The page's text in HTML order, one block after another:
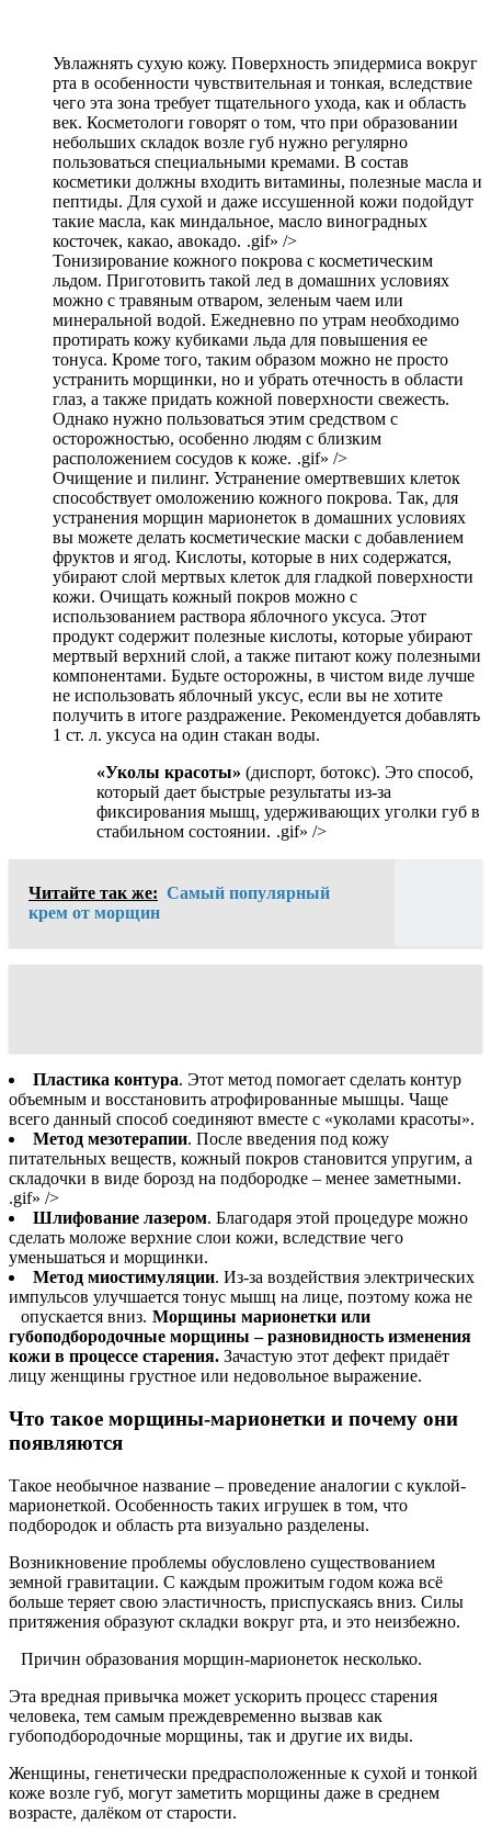
Увлажнять сухую кожу. Поверхность эпидермиса вокруг
рта в особенности чувствительная и тонкая, вследствие
чего эта зона требует тщательного ухода, как и область
век. Косметологи говорят о том, что при образовании
небольших складок возле губ нужно регулярно
пользоваться специальными кремами. В состав
косметики должны входить витамины, полезные масла и
пептиды. Для сухой и даже иссушенной кожи подойдут
такие масла, как миндальное, масло виноградных
косточек, какао, авокадо. .gif» />
Тонизирование кожного покрова с косметическим
льдом. Приготовить такой лед в домашних условиях
можно с травяным отваром, зеленым чаем или
минеральной водой. Ежедневно по утрам необходимо
протирать кожу кубиками льда для повышения ее
тонуса. Кроме того, таким образом можно не просто
устранить морщинки, но и убрать отечность в области
глаз, а также придать кожной поверхности свежесть.
Однако нужно пользоваться этим средством с
осторожностью, особенно людям с близким
расположением сосудов к коже. .gif» />
Очищение и пилинг. Устранение омертвевших клеток
способствует омоложению кожного покрова. Так, для
устранения морщин марионеток в домашних условиях
вы можете делать косметические маски с добавлением
фруктов и ягод. Кислоты, которые в них содержатся,
убирают слой мертвых клеток для гладкой поверхности
кожи. Очищать кожный покров можно с
использованием раствора яблочного уксуса. Этот
продукт содержит полезные кислоты, которые убирают
мертвый верхний слой, а также питают кожу полезными
компонентами. Будьте осторожны, в чистом виде лучше
не использовать яблочный уксус, если вы не хотите
получить в итоге раздражение. Рекомендуется добавлять
1 ст. л. уксуса на один стакан воды.
«Уколы красоты» (диспорт, ботокс). Это способ,
который дает быстрые результаты из-за
фиксирования мышц, удерживающих уголки губ в
стабильном состоянии. .gif» />
Читайте так же: Самый популярный
крем от морщин
Пластика контура. Этот метод помогает сделать контур
объемным и восстановить атрофированные мышцы. Чаще
всего данный способ соединяют вместе с «уколами красоты».
Метод мезотерапии. После введения под кожу
питательных веществ, кожный покров становится упругим, а
складочки в виде борозд на подбородке – менее заметными.
.gif» />
Шлифование лазером. Благодаря этой процедуре можно
сделать моложе верхние слои кожи, вследствие чего
уменьшаться и морщинки.
Метод миостимуляции. Из-за воздействия электрических
импульсов улучшается тонус мышц на лице, поэтому кожа не
опускается вниз. Морщины марионетки или
губоподбородочные морщины – разновидность изменения
кожи в процессе старения. Зачастую этот дефект придаёт
лицу женщины грустное или недовольное выражение.
Что такое морщины-марионетки и почему они
появляются
Такое необычное название – проведение аналогии с куклой-
марионеткой. Особенность таких игрушек в том, что
подбородок и область рта визуально разделены.
Возникновение проблемы обусловлено существованием
земной гравитации. С каждым прожитым годом кожа всё
больше теряет свою эластичность, приспускаясь вниз. Силы
притяжения образуют складки вокруг рта, и это неизбежно.
Причин образования морщин-марионеток несколько.
Эта вредная привычка может ускорить процесс старения
человека, тем самым преждевременно вызвав как
губоподбородочные морщины, так и другие их виды.
Женщины, генетически предрасположенные к сухой и тонкой
коже возле губ, могут заметить морщины даже в среднем
возрасте, далёком от старости.